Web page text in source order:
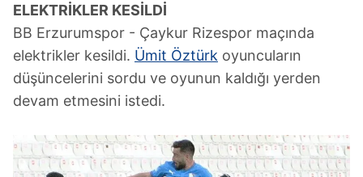
ELEKTRİKLER KESİLDİ
BB Erzurumspor - Çaykur Rizespor maçında
elektrikler kesildi. Ümit Öztürk oyuncuların
düşüncelerini sordu ve oyunun kaldığı yerden
devam etmesini istedi.